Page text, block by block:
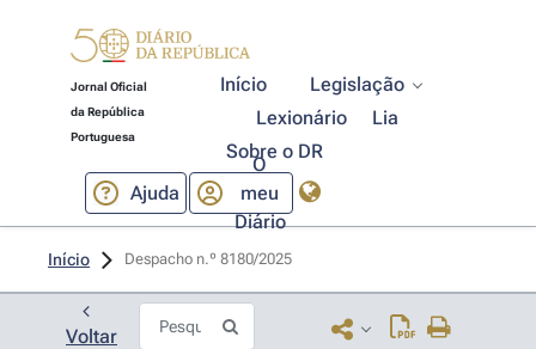
Jornal Oficial
da República
Portuguesa
Início
Legislação
Lexionário
Lia
Sobre o DR
Ajuda
O
meu
Diário
Início Despacho n.º 8180/2025
Voltar